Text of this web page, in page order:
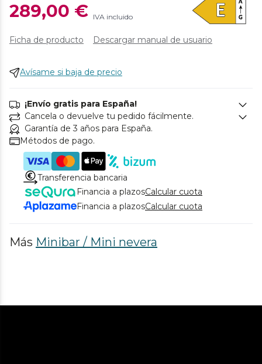
289,00 € IVA incluido
Ficha de producto Descargar manual de usuario
Avísame si baja de precio
¡Envío gratis para España!
Cancela o devuelve tu pedido fácilmente.
Garantía de 3 años para España.
Métodos de pago.
Transferencia bancaria
Financia a plazosCalcular cuota
Financia a plazosCalcular cuota
Más Minibar / Mini nevera